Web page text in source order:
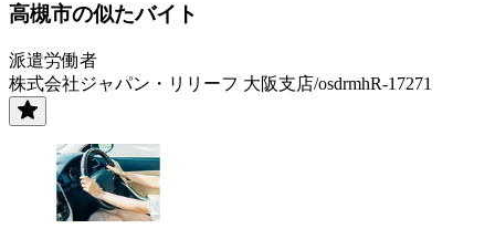
高槻市の似たバイト
派遣労働者
株式会社ジャパン・リリーフ 大阪支店/osdrmhR-17271